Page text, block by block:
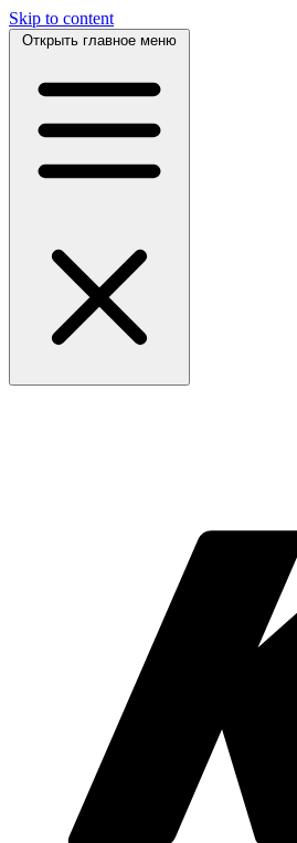
Skip to content
Открыть главное меню